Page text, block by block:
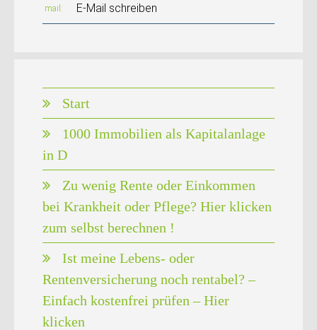
mail E-Mail schreiben
Start
1000 Immobilien als Kapitalanlage
in D
Zu wenig Rente oder Einkommen
bei Krankheit oder Pflege? Hier klicken
zum selbst berechnen !
Ist meine Lebens- oder
Rentenversicherung noch rentabel? –
Einfach kostenfrei prüfen – Hier
klicken